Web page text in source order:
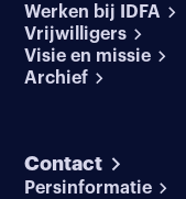
Werken bij IDFA
Vrijwilligers
Visie en missie
Archief
Contact
Persinformatie